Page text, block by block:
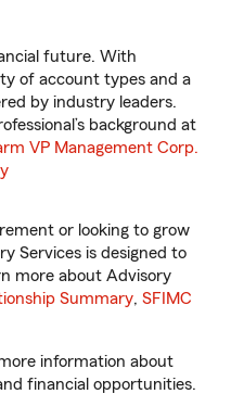
future. With
of account types and a
by industry leaders.
background at
VP Management Corp.
or looking to grow
Services is designed to
more about Advisory
Summary, SFIMC
information about
financial opportunities.